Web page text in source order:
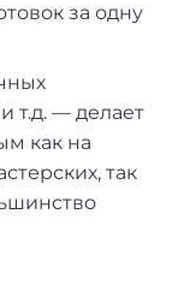
за одну
т.д. — делает
как на
так